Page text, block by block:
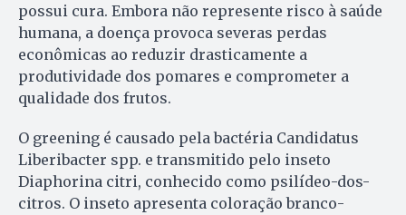
possui cura. Embora não represente risco à saúde
humana, a doença provoca severas perdas
econômicas ao reduzir drasticamente a
produtividade dos pomares e comprometer a
qualidade dos frutos.
O greening é causado pela bactéria Candidatus
Liberibacter spp. e transmitido pelo inseto
Diaphorina citri, conhecido como psilídeo-dos-
citros. O inseto apresenta coloração branco-